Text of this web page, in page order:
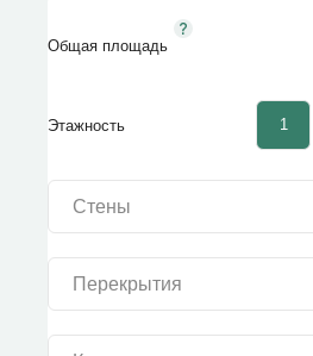
Общая площадь
Этажность 1
Стены
Перекрытия